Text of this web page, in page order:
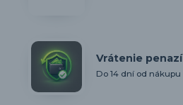
Vrátenie penazí
Do 14 dní od nákupu